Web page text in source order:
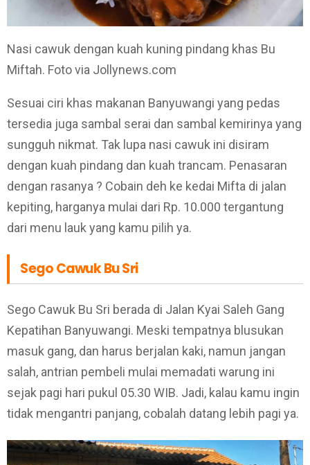
Nasi cawuk dengan kuah kuning pindang khas Bu
Miftah. Foto via Jollynews.com
Sesuai ciri khas makanan Banyuwangi yang pedas
tersedia juga sambal serai dan sambal kemirinya yang
sungguh nikmat. Tak lupa nasi cawuk ini disiram
dengan kuah pindang dan kuah trancam. Penasaran
dengan rasanya ? Cobain deh ke kedai Mifta di jalan
kepiting, harganya mulai dari Rp. 10.000 tergantung
dari menu lauk yang kamu pilih ya.
Sego Cawuk Bu Sri
Sego Cawuk Bu Sri berada di Jalan Kyai Saleh Gang
Kepatihan Banyuwangi. Meski tempatnya blusukan
masuk gang, dan harus berjalan kaki, namun jangan
salah, antrian pembeli mulai memadati warung ini
sejak pagi hari pukul 05.30 WIB. Jadi, kalau kamu ingin
tidak mengantri panjang, cobalah datang lebih pagi ya.